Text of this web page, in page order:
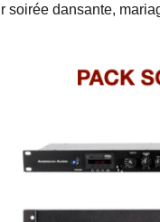
soirée dansante,